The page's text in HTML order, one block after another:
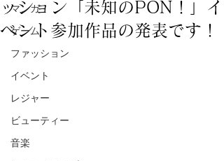
マンガ
ゲーム
ファッション
イベント
レジャー
ビューティー
音楽
ッション「未知のPON！」イ
ベント参加作品の発表です！